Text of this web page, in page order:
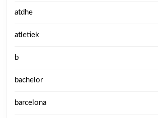
atdhe
atletiek
b
bachelor
barcelona